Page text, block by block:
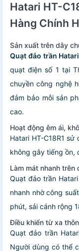
Hatari HT-
Hàng Chính
Sản xuất trên dây
Quạt đảo trần Hatari
quạt điện số 1 tại
chuyền công nghệ
đảm bảo mỗi sản
cao.
Hoạt động êm ái,
Hatari HT-C18R1
không gây tiếng ồn,
Làm mát nhanh trên
Quạt đảo trần
nhanh nhờ công
phút, sải cánh rộng
Điều khiển từ xa
Quạt đảo trần
Người dùng có thể